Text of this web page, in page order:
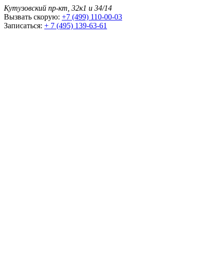
Кутузовский пр-кт, 32к1 и 34/14
Вызвать скорую: +7 (499) 110-00-03
Записаться: + 7 (495) 139-63-61